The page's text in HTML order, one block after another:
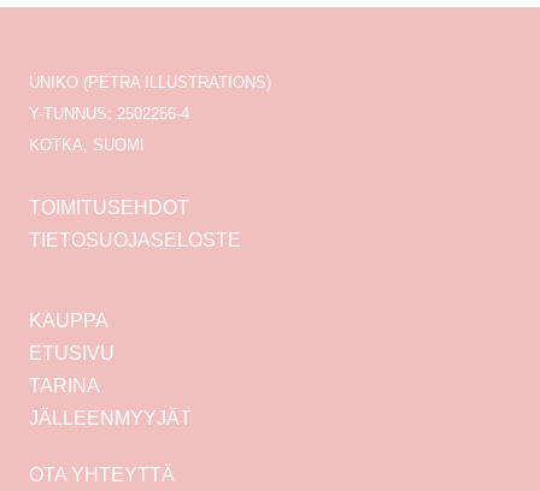
UNIKO (PETRA ILLUSTRATIONS)
Y-TUNNUS: 2502256-4
KOTKA, SUOMI
TOIMITUSEHDOT
TIETOSUOJASELOSTE
KAUPPA
ETUSIVU
TARINA
JÄLLEENMYYJÄT
OTA YHTEYTTÄ